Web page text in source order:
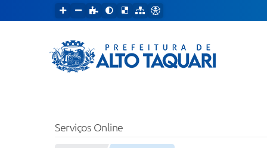
Serviços Online